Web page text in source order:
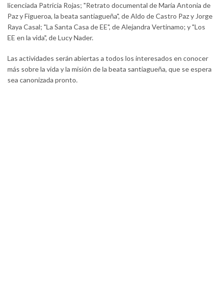
licenciada Patricia Rojas; "Retrato documental de María Antonia de
Paz y Figueroa, la beata santiagueña", de Aldo de Castro Paz y Jorge
Raya Casal; "La Santa Casa de EE", de Alejandra Vertinamo; y "Los
EE en la vida", de Lucy Nader.
Las actividades serán abiertas a todos los interesados en conocer
más sobre la vida y la misión de la beata santiagueña, que se espera
sea canonizada pronto.